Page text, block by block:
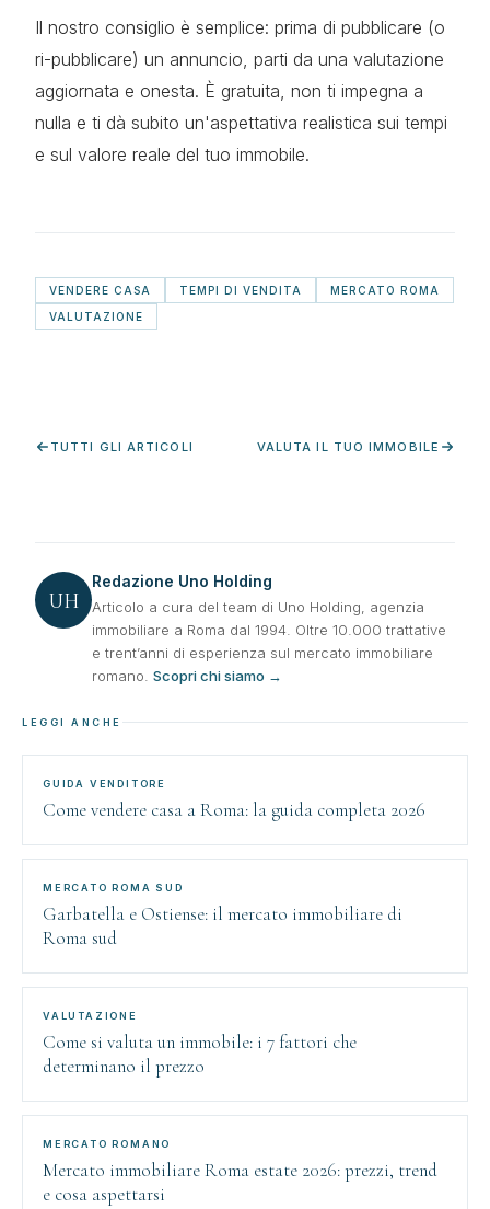
Il nostro consiglio è semplice: prima di pubblicare (o
ri-pubblicare) un annuncio, parti da una valutazione
aggiornata e onesta. È gratuita, non ti impegna a
nulla e ti dà subito un'aspettativa realistica sui tempi
e sul valore reale del tuo immobile.
VENDERE CASA TEMPI DI VENDITA
MERCATO ROMA
VALUTAZIONE
TUTTI GLI ARTICOLI VALUTA IL TUO IMMOBILE
UH
Redazione Uno Holding
Articolo a cura del team di Uno Holding, agenzia
immobiliare a Roma dal 1994. Oltre 10.000 trattative
e trent’anni di esperienza sul mercato immobiliare
romano. Scopri chi siamo →
LEGGI ANCHE
GUIDA VENDITORE
Come vendere casa a Roma: la guida completa 2026
MERCATO ROMA SUD
Garbatella e Ostiense: il mercato immobiliare di
Roma sud
VALUTAZIONE
Come si valuta un immobile: i 7 fattori che
determinano il prezzo
MERCATO ROMANO
Mercato immobiliare Roma estate 2026: prezzi, trend
e cosa aspettarsi